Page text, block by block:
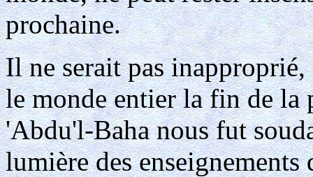
prochaine.
Il ne serait pas
le monde entier la fin de la
'Abdu'l-Baha nous fut
lumière des